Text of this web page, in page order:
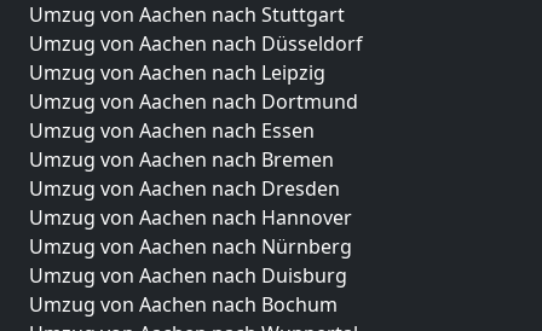
Umzug von Aachen nach Stuttgart
Umzug von Aachen nach Düsseldorf
Umzug von Aachen nach Leipzig
Umzug von Aachen nach Dortmund
Umzug von Aachen nach Essen
Umzug von Aachen nach Bremen
Umzug von Aachen nach Dresden
Umzug von Aachen nach Hannover
Umzug von Aachen nach Nürnberg
Umzug von Aachen nach Duisburg
Umzug von Aachen nach Bochum